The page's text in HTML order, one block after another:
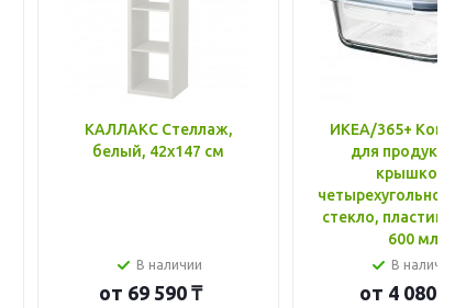
КАЛЛАКС Стеллаж,
белый, 42x147 см
В наличии
от 69 590 ₸
ИКЕА/365+
для
крышкой,
стекло, пластик
600 мл
В
от 4 080 ₸